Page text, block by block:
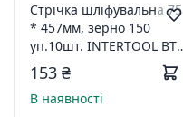
Стрічка шліфувальна 75
* 457мм, зерно 150
уп.10шт. INTERTOOL BT-
0315
153 ₴
В наявності